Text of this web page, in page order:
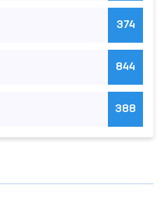
374
844
388